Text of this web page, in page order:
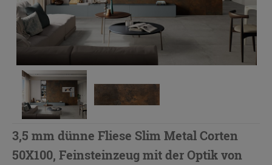
3,5 mm dünne Fliese Slim Metal Corten
50X100, Feinsteinzeug mit der Optik von